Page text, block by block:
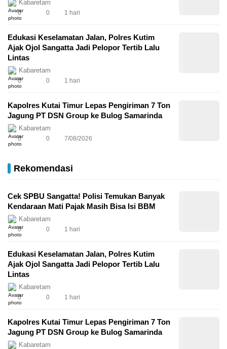
Kabaretam
0 0 1 hari
Edukasi Keselamatan Jalan, Polres Kutim
Ajak Ojol Sangatta Jadi Pelopor Tertib Lalu
Lintas
Kabaretam
0 0 1 hari
Kapolres Kutai Timur Lepas Pengiriman 7 Ton
Jagung PT DSN Group ke Bulog Samarinda
Kabaretam
0 0 7/08/2026
Rekomendasi
Cek SPBU Sangatta! Polisi Temukan Banyak
Kendaraan Mati Pajak Masih Bisa Isi BBM
Kabaretam
0 0 1 hari
Edukasi Keselamatan Jalan, Polres Kutim
Ajak Ojol Sangatta Jadi Pelopor Tertib Lalu
Lintas
Kabaretam
0 0 1 hari
Kapolres Kutai Timur Lepas Pengiriman 7 Ton
Jagung PT DSN Group ke Bulog Samarinda
Kabaretam